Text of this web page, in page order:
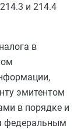
214.3 и 214.4
в
эмитентом
в порядке и
федеральным